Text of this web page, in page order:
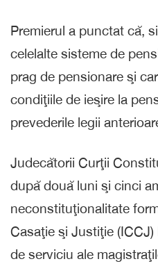
Premierul a punctat că,
celelalte sisteme de
prag de pensionare şi
condiţiile de ieşire la
prevederile legii
Judecătorii Curţii
după două luni şi cinci
neconstituţionalitate
Casaţie şi Justiţie
de serviciu ale